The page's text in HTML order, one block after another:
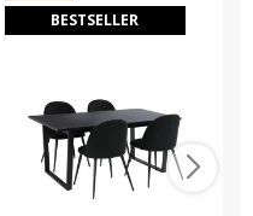
BESTSELLER